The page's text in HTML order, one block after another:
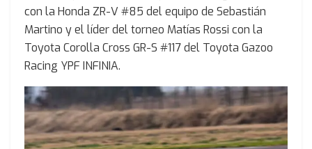
con la Honda ZR-V #85 del equipo de Sebastián
Martino y el líder del torneo Matías Rossi con la
Toyota Corolla Cross GR-S #117 del Toyota Gazoo
Racing YPF INFINIA.